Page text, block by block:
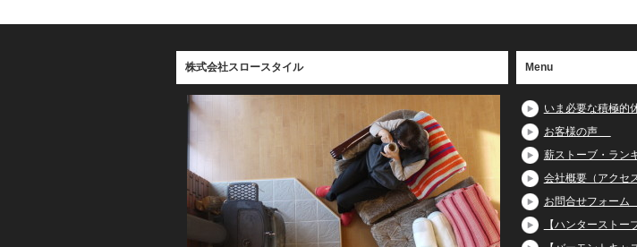
株式会社スロースタイル Menu
いま必要な積極的
お客様の声
薪ストーブ・ラン
会社概要（アクセス
お問合せフォーム
【ハンターストー